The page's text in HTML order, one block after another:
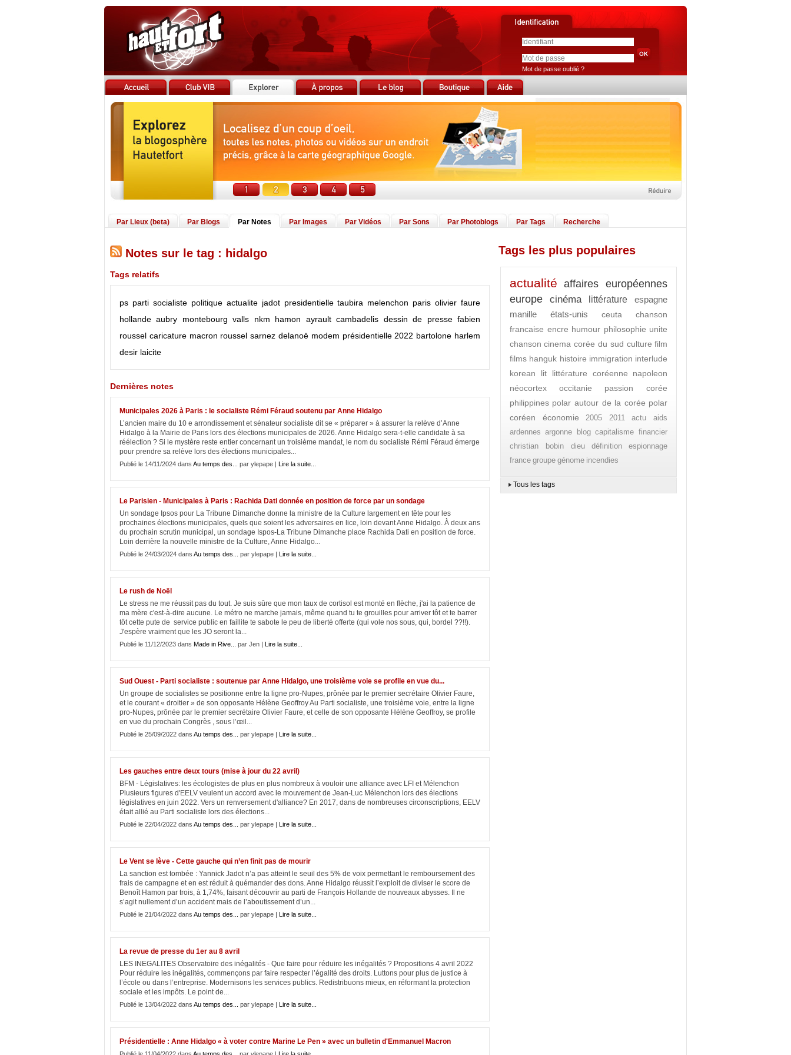
Mot de passe oublié ?
Par Lieux (beta) Par Blogs Par Notes Par Images Par Vidéos Par Sons Par Photoblogs Par Tags Recherche
Notes sur le tag : hidalgo
Tags relatifs
ps parti socialiste politique actualite jadot presidentielle taubira melenchon paris olivier faure
hollande aubry montebourg valls nkm hamon ayrault cambadelis dessin de presse fabien
roussel caricature macron roussel sarnez delanoë modem présidentielle 2022 bartolone harlem
desir laicite
Dernières notes
Municipales 2026 à Paris : le socialiste Rémi Féraud soutenu par Anne Hidalgo
L’ancien maire du 10 e arrondissement et sénateur socialiste dit se « préparer » à assurer la relève d’Anne
Hidalgo à la Mairie de Paris lors des élections municipales de 2026. Anne Hidalgo sera-t-elle candidate à sa
réélection ? Si le mystère reste entier concernant un troisième mandat, le nom du socialiste Rémi Féraud émerge
pour prendre sa relève lors des élections municipales...
Publié le 14/11/2024 dans Au temps des... par ylepape | Lire la suite...
Le Parisien - Municipales à Paris : Rachida Dati donnée en position de force par un sondage
Un sondage Ipsos pour La Tribune Dimanche donne la ministre de la Culture largement en tête pour les
prochaines élections municipales, quels que soient les adversaires en lice, loin devant Anne Hidalgo. À̀ deux ans
du prochain scrutin municipal, un sondage Ispos-La Tribune Dimanche place Rachida Dati en position de force.
Loin derrière la nouvelle ministre de la Culture, Anne Hidalgo...
Publié le 24/03/2024 dans Au temps des... par ylepape | Lire la suite...
Le rush de Noël
Le stress ne me réussit pas du tout. Je suis sûre que mon taux de cortisol est monté en flèche, j'ai la patience de
ma mère c'est-à-dire aucune. Le métro ne marche jamais, même quand tu te grouilles pour arriver tôt et te barrer
tôt cette pute de service public en faillite te sabote le peu de liberté offerte (qui vole nos sous, qui, bordel ??!!).
J'espère vraiment que les JO seront la...
Publié le 11/12/2023 dans Made in Rive... par Jen | Lire la suite...
Sud Ouest - Parti socialiste : soutenue par Anne Hidalgo, une troisième voie se profile en vue du...
Un groupe de socialistes se positionne entre la ligne pro-Nupes, prônée par le premier secrétaire Olivier Faure,
et le courant « droitier » de son opposante Hélène Geoffroy Au Parti socialiste, une troisième voie, entre la ligne
pro-Nupes, prônée par le premier secrétaire Olivier Faure, et celle de son opposante Hélène Geoffroy, se profile
en vue du prochain Congrès , sous l’œil...
Publié le 25/09/2022 dans Au temps des... par ylepape | Lire la suite...
Les gauches entre deux tours (mise à jour du 22 avril)
BFM - Législatives: les écologistes de plus en plus nombreux à vouloir une alliance avec LFI et Mélenchon
Plusieurs figures d'EELV veulent un accord avec le mouvement de Jean-Luc Mélenchon lors des élections
législatives en juin 2022. Vers un renversement d'alliance? En 2017, dans de nombreuses circonscriptions, EELV
était allié au Parti socialiste lors des élections...
Publié le 22/04/2022 dans Au temps des... par ylepape | Lire la suite...
Le Vent se lève - Cette gauche qui n’en finit pas de mourir
La sanction est tombée : Yannick Jadot n’a pas atteint le seuil des 5% de voix permettant le remboursement des
frais de campagne et en est réduit à quémander des dons. Anne Hidalgo réussit l’exploit de diviser le score de
Benoît Hamon par trois, à 1,74%, faisant découvrir au parti de François Hollande de nouveaux abysses. Il ne
s’agit nullement d’un accident mais de l’aboutissement d’un...
Publié le 21/04/2022 dans Au temps des... par ylepape | Lire la suite...
La revue de presse du 1er au 8 avril
LES INEGALITES Observatoire des inégalités - Que faire pour réduire les inégalités ? Propositions 4 avril 2022
Pour réduire les inégalités, commençons par faire respecter l’égalité des droits. Luttons pour plus de justice à
l’école ou dans l’entreprise. Modernisons les services publics. Redistribuons mieux, en réformant la protection
sociale et les impôts. Le point de...
Publié le 13/04/2022 dans Au temps des... par ylepape | Lire la suite...
Présidentielle : Anne Hidalgo « à voter contre Marine Le Pen » avec un bulletin d'Emmanuel Macron
Tags les plus populaires
actualité affaires européennes
europe
cinéma littérature
espagne
manille
états-unis ceuta
chanson
francaise encre humour philosophie unite
chanson cinema corée du sud culture film
films hanguk histoire immigration interlude
korean lit
littérature coréenne
napoleon
néocortex
occitanie
passion corée
philippines polar autour de la corée polar
coréen
économie 2005 2011 actu
aids
ardennes argonne blog capitalisme financier
christian bobin
dieu définition
espionnage
france groupe génome incendies
Tous les tags